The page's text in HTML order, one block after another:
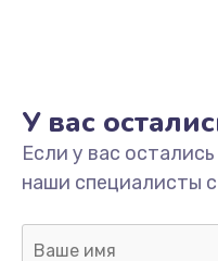
Пайка
У вас
Если у вас
наши специалисты